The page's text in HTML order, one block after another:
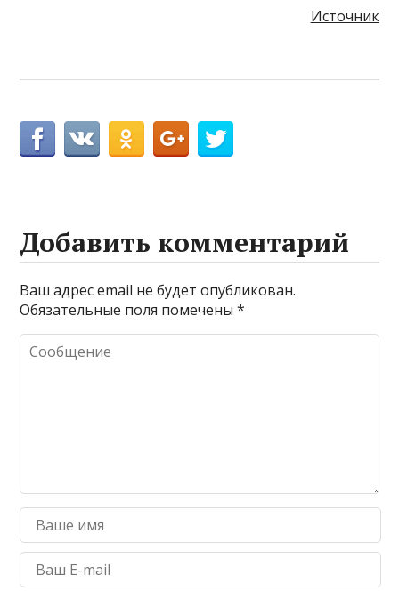
Источник
Добавить комментарий
Ваш адрес email не будет опубликован.
Обязательные поля помечены*